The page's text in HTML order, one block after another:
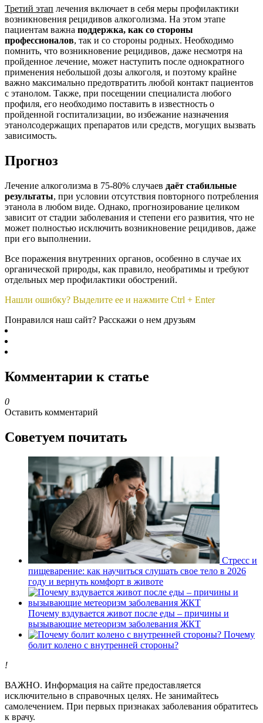
Третий этап лечения включает в себя меры профилактики
возникновения рецидивов алкоголизма. На этом этапе
пациентам важна поддержка, как со стороны
профессионалов, так и со стороны родных. Необходимо
помнить, что возникновение рецидивов, даже несмотря на
пройденное лечение, может наступить после однократного
применения небольшой дозы алкоголя, и поэтому крайне
важно максимально предотвратить любой контакт пациентов
с этанолом. Также, при посещении специалиста любого
профиля, его необходимо поставить в известность о
пройденной госпитализации, во избежание назначения
этанолсодержащих препаратов или средств, могущих вызвать
зависимость.
Прогноз
Лечение алкоголизма в 75-80% случаев даёт стабильные
результаты, при условии отсутствия повторного потребления
этанола в любом виде. Однако, прогнозирование целиком
зависит от стадии заболевания и степени его развития, что не
может полностью исключить возникновение рецидивов, даже
при его выполнении.
Все поражения внутренних органов, особенно в случае их
органической природы, как правило, необратимы и требуют
отдельных мер профилактики обострений.
Нашли ошибку? Выделите ее и нажмите Ctrl + Enter
Понравился наш сайт? Расскажи о нем друзьям
Комментарии к статье
0
Оставить комментарий
Советуем почитать
Стресс и
пищеварение: как научиться слушать свое тело в 2026
году и вернуть комфорт в животе
Почему вздувается живот после еды – причины и
вызывающие метеоризм заболевания ЖКТ
Почему
болит колено с внутренней стороны?
!
ВАЖНО. Информация на сайте предоставляется
исключительно в справочных целях. Не занимайтесь
самолечением. При первых признаках заболевания обратитесь
к врачу.